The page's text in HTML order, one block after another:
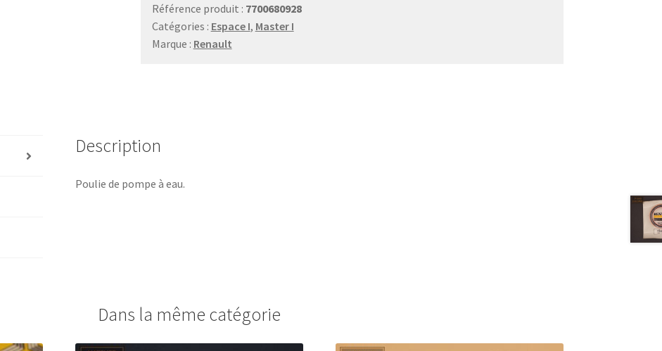
Référence produit : 7700680928
Catégories : Espace I, Master I
Marque : Renault
Description
Poulie de pompe à eau.
Dans la même catégorie